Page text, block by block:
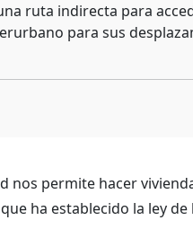
ruta indirecta para
para sus
nos permite hacer
ha establecido la ley